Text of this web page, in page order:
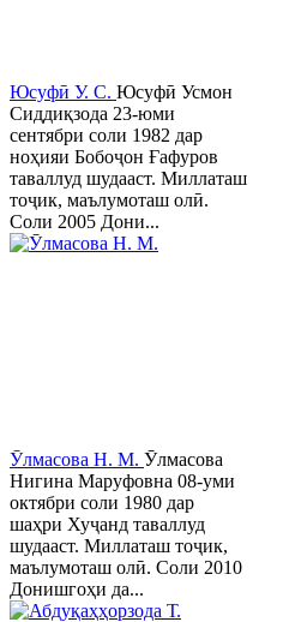
Юсуфӣ У. C. Юсуфӣ Усмон
Сиддиқзода 23-юми
сентябри соли 1982 дар
ноҳияи Бобоҷон Ғафуров
таваллуд шудааст. Миллаташ
тоҷик, маълумоташ олӣ.
Соли 2005 Дони...
Ӯлмасова Н. М. Ӯлмасова
Нигина Маруфовна 08-уми
октябри соли 1980 дар
шаҳри Хуҷанд таваллуд
шудааст. Миллаташ тоҷик,
маълумоташ олӣ. Соли 2010
Донишгоҳи да...